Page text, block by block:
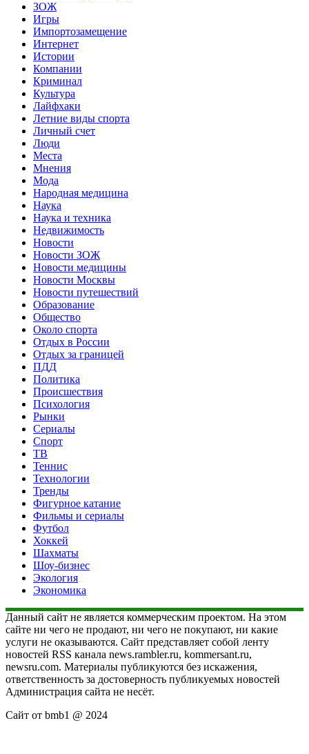
ЗОЖ
Игры
Импортозамещение
Интернет
Истории
Компании
Криминал
Культура
Лайфхаки
Летние виды спорта
Личный счет
Люди
Места
Мнения
Мода
Народная медицина
Наука
Наука и техника
Недвижимость
Новости
Новости ЗОЖ
Новости медицины
Новости Москвы
Новости путешествий
Образование
Общество
Около спорта
Отдых в России
Отдых за границей
ПДД
Политика
Происшествия
Психология
Рынки
Сериалы
Спорт
ТВ
Теннис
Технологии
Тренды
Фигурное катание
Фильмы и сериалы
Футбол
Хоккей
Шахматы
Шоу-бизнес
Экология
Экономика
Данный сайт не является коммерческим проектом. На этом
сайте ни чего не продают, ни чего не покупают, ни какие
услуги не оказываются. Сайт представляет собой ленту
новостей RSS канала news.rambler.ru, kommersant.ru,
newsru.com. Материалы публикуются без искажения,
ответственность за достоверность публикуемых новостей
Администрация сайта не несёт.
Сайт от bmb1 @ 2024